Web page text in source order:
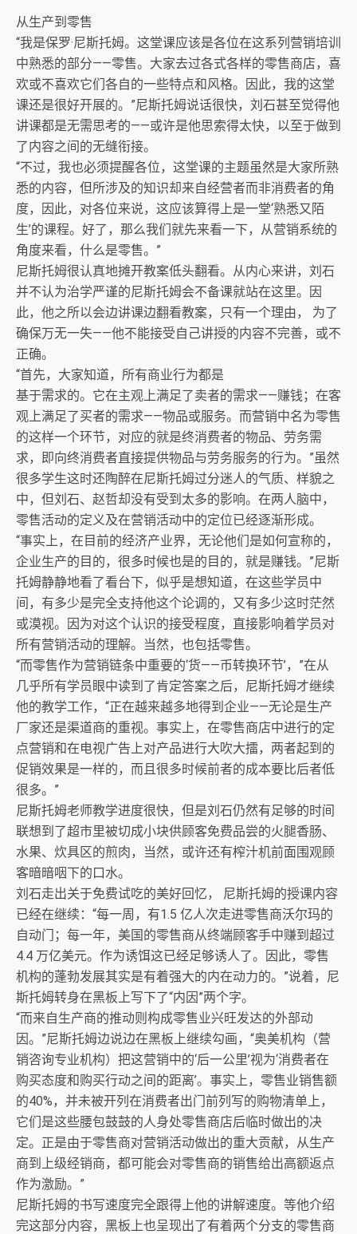
从生产到零售
“我是保罗·尼斯托姆。这堂课应该是各位在这系列营销培训
中熟悉的部分——零售。大家去过各式各样的零售商店，喜
欢或不喜欢它们各自的一些特点和风格。因此，我的这堂
课还是很好开展的。”尼斯托姆说话很快，刘石甚至觉得他
讲课都是无需思考的——或许是他思索得太快，以至于做到
了内容之间的无缝衔接。
“不过，我也必须提醒各位，这堂课的主题虽然是大家所熟
悉的内容，但所涉及的知识却来自经营者而非消费者的角
度，因此，对各位来说，这应该算得上是一堂‘熟悉又陌
生’的课程。好了，那么我们就先来看一下，从营销系统的
角度来看，什么是零售。”
尼斯托姆很认真地摊开教案低头翻看。从内心来讲，刘石
并不认为治学严谨的尼斯托姆会不备课就站在这里。因
此，他之所以会边讲课边翻看教案，只有一个理由， 为了
确保万无一失——他不能接受自己讲授的内容不完善，或不
正确。
“首先，大家知道，所有商业行为都是
基于需求的。它在主观上满足了卖者的需求——赚钱；在客
观上满足了买者的需求——物品或服务。而营销中名为零售
的这样一个环节，对应的就是终消费者的物品、劳务需
求，即向终消费者直接提供物品与劳务服务的行为。”虽然
很多学生这时还陶醉在尼斯托姆过分迷人的气质、样貌之
中，但刘石、赵哲却没有受到太多的影响。在两人脑中，
零售活动的定义及在营销活动中的定位已经逐渐形成。
“事实上，在目前的经济产业界，无论他们是如何宣称的，
企业生产的目的，很多时候也是的目的，就是赚钱。”尼斯
托姆静静地看了看台下，似乎是想知道，在这些学员中
间，有多少是完全支持他这个论调的，又有多少这时茫然
或漠视。因为对这个认识的接受程度，直接影响着学员对
所有营销活动的理解。当然，也包括零售。
“而零售作为营销链条中重要的‘货——币转换环节’，”在从
几乎所有学员眼中读到了肯定答案之后，尼斯托姆才继续
他的教学工作，“正在越来越多地得到企业——无论是生产
厂家还是渠道商的重视。事实上，在零售商店中进行的定
点营销和在电视广告上对产品进行大吹大擂，两者起到的
促销效果是一样的，而且很多时候前者的成本要比后者低
很多。”
尼斯托姆老师教学进度很快，但是刘石仍然有足够的时间
联想到了超市里被切成小块供顾客免费品尝的火腿香肠、
水果、炊具区的煎肉，当然，或许还有榨汁机前面围观顾
客暗暗咽下的口水。
刘石走出关于免费试吃的美好回忆， 尼斯托姆的授课内容
已经在继续：“每一周，有1.5 亿人次走进零售商沃尔玛的
自动门；每一年，美国的零售商从终端顾客手中赚到超过
4.4 万亿美元。作为诱饵这已经足够诱人了。因此，零售
机构的蓬勃发展其实是有着强大的内在动力的。”说着，尼
斯托姆转身在黑板上写下了“内因”两个字。
“而来自生产商的推动则构成零售业兴旺发达的外部动
因。”尼斯托姆边说边在黑板上继续勾画，“奥美机构（营
销咨询专业机构）把这营销中的‘后一公里’视为‘消费者在
购买态度和购买行动之间的距离’。事实上，零售业销售额
的40%，并未被开列在消费者出门前列写的购物清单上，
它们是这些腰包鼓鼓的人身处零售商店后临时做出的决
定。正是由于零售商对营销活动做出的重大贡献，从生产
商到上级经销商，都可能会对零售商的销售给出高额返点
作为激励。”
尼斯托姆的书写速度完全跟得上他的讲解速度。等他介绍
完这部分内容，黑板上也呈现出了有着两个分支的零售商